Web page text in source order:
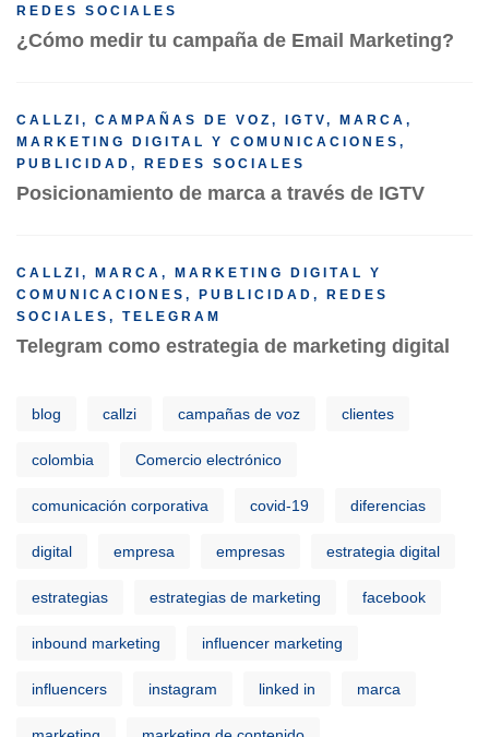
REDES SOCIALES
¿Cómo medir tu campaña de Email Marketing?
CALLZI , CAMPAÑAS DE VOZ , IGTV, MARCA ,
MARKETING DIGITAL Y COMUNICACIONES ,
PUBLICIDAD , REDES SOCIALES
Posicionamiento de marca a través de IGTV
CALLZI , MARCA , MARKETING DIGITAL Y
COMUNICACIONES , PUBLICIDAD , REDES
SOCIALES , TELEGRAM
Telegram como estrategia de marketing digital
blog callzi campañas de voz clientes
colombia Comercio electrónico
comunicación corporativa covid-19 diferencias
digital empresa empresas estrategia digital
estrategias estrategias de marketing facebook
inbound marketing influencer marketing
influencers instagram linked in marca